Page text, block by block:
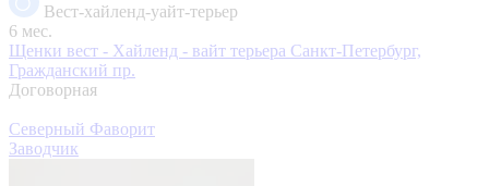
Вест-хайленд-уайт-терьер
6 мес.
Щенки вест - Хайленд - вайт терьера Санкт-Петербург,
Гражданский пр.
Договорная
Северный Фаворит
Заводчик